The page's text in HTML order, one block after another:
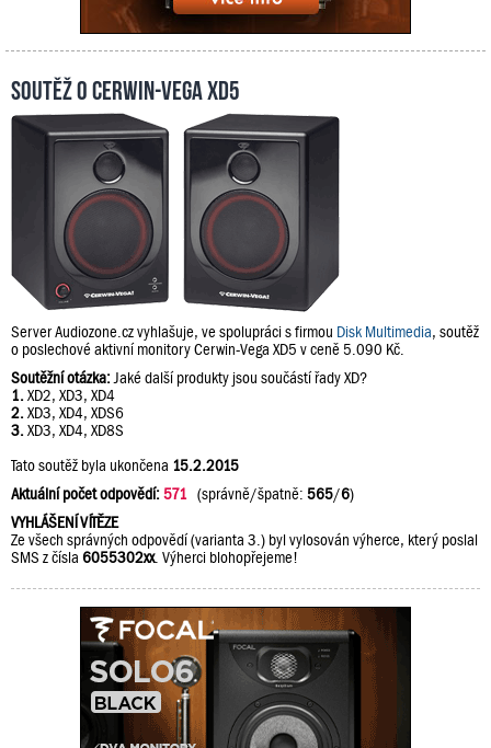
Soutěž o Cerwin-Vega XD5
Server Audiozone.cz vyhlašuje, ve spolupráci s firmou Disk Multimedia, soutěž
o poslechové aktivní monitory Cerwin-Vega XD5 v ceně 5.090 Kč.
Soutěžní otázka: Jaké další produkty jsou součástí řady XD?
1. XD2, XD3, XD4
2. XD3, XD4, XDS6
3. XD3, XD4, XD8S
Tato soutěž byla ukončena 15.2.2015
Aktuální počet odpovědí:571 (správně/špatně: 565/6)
VYHLÁŠENÍ VÍTĚZE
Ze všech správných odpovědí (varianta 3.) byl vylosován výherce, který poslal
SMS z čísla 6055302xx. Výherci blohopřejeme!